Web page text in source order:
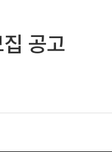
공고